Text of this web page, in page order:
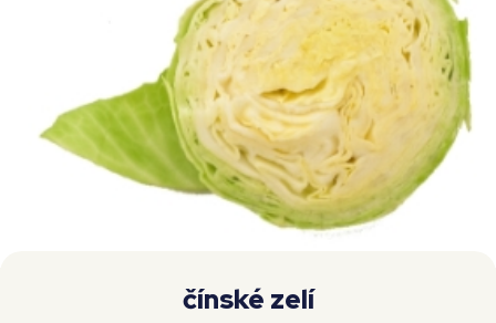
Fast Food
Aktivity
Denní aktivity
Cviky
čínské zelí